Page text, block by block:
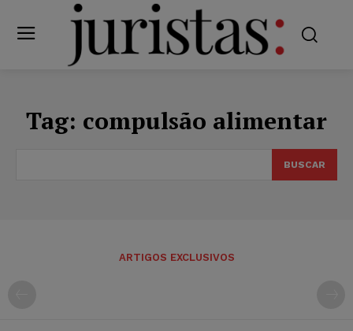
Tag: compulsão alimentar
BUSCAR
ARTIGOS EXCLUSIVOS